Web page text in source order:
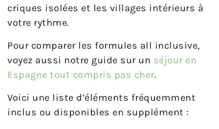
criques isolées et les villages intérieurs à
votre rythme.
Pour comparer les formules all inclusive,
voyez aussi notre guide sur un séjour en
Espagne tout compris pas cher.
Voici une liste d’éléments fréquemment
inclus ou disponibles en supplément :